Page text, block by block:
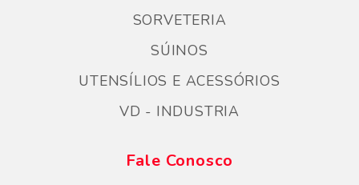
SORVETERIA
SÚINOS
UTENSÍLIOS E ACESSÓRIOS
VD - INDUSTRIA
Fale Conosco